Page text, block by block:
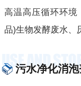
高温高压循环环
品)生物发酵废水、
污水净化消